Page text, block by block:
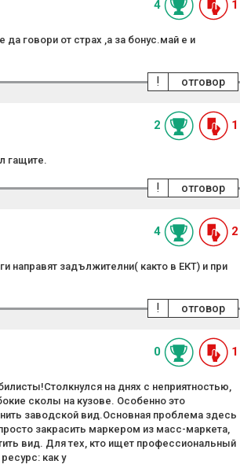
4 1
говори от страх ,а за бонус.май е и
отговор
!
2 1
гащите.
отговор
!
4 2
направят задължителни( както в ЕКТ) и при
отговор
!
0 1
на днях с неприятностью,
сколы на кузове. Особенно это
заводской вид.Основная проблема здесь
закрасить маркером из масс-маркета,
вид. Для тех, кто ищет профессиональный
как у